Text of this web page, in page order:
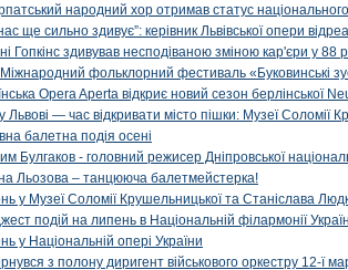
народний хор отримав статус національного
ще сильно здивує”: керівник Львівської опери
Гопкінс здивував несподіваною зміною кар'єри у 88
фольклорний фестиваль «Буковинські
Opera Aperta відкриє новий сезон берлінської
Львові — час відкривати місто пішки: Музеї Соломії
балетна подія осені
Булгаков - головний режисер Дніпровської
Льозова – танцююча балетмейстерка!
у Музеї Соломії Крушельницької та Станіслава
подій на липень в Національній філармонії
у Національній опері України
з полону диригент військового оркестру 12-ї